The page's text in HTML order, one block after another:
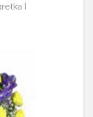
I